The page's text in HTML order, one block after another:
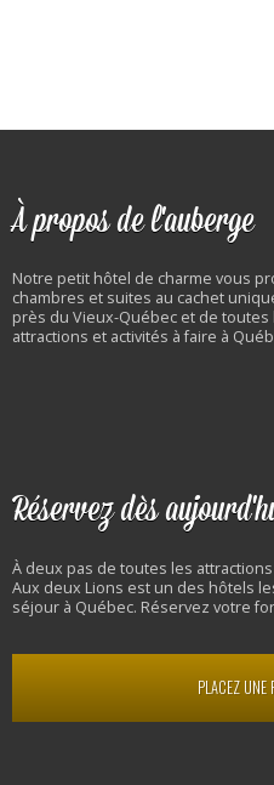
À propos de l'auberge
Notre petit hôtel de charme vous
chambres et suites au cachet
près du Vieux-Québec et de toutes
attractions et activités à faire à
Réservez dès
À deux pas de toutes les
Aux deux Lions est un des hôtels
séjour à Québec. Réservez votre
PLACEZ UNE